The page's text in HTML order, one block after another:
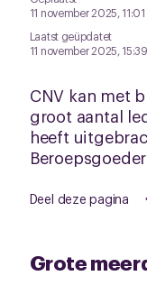
11 november 2025, 11:01
Laatst geüpdatet
11 november 2025, 15:39
CNV kan met
groot aantal
heeft
Deel deze pagina
Grote